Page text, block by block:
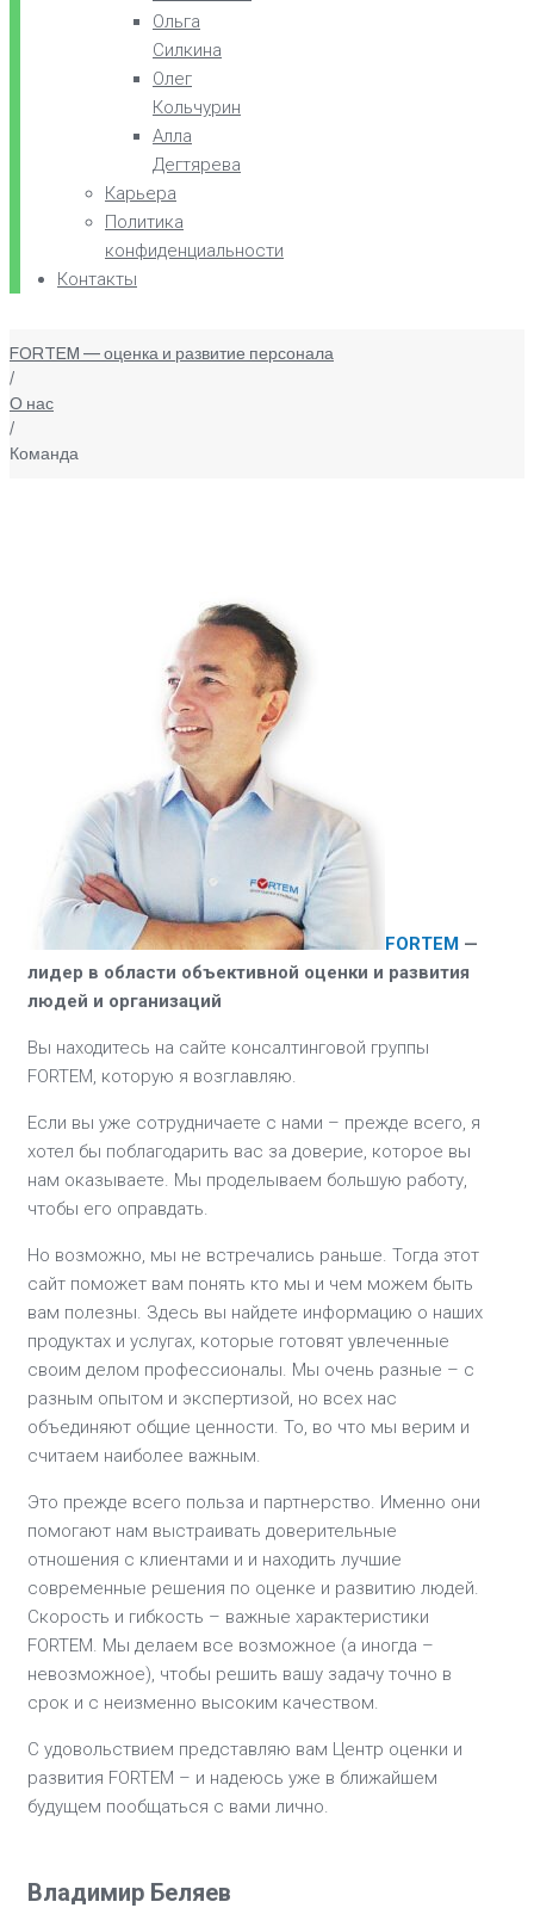
Ольга
Силкина
Олег
Кольчурин
Алла
Дегтярева
Карьера
Политика
конфиденциальности
Контакты
FORTEM — оценка и развитие персонала
/
О нас
/
Команда
FORTEM —
лидер в области объективной оценки и развития
людей и организаций
Вы находитесь на сайте консалтинговой группы
FORTEM, которую я возглавляю.
Если вы уже сотрудничаете с нами – прежде всего, я
хотел бы поблагодарить вас за доверие, которое вы
нам оказываете. Мы проделываем большую работу,
чтобы его оправдать.
Но возможно, мы не встречались раньше. Тогда этот
сайт поможет вам понять кто мы и чем можем быть
вам полезны. Здесь вы найдете информацию о наших
продуктах и услугах, которые готовят увлеченные
своим делом профессионалы. Мы очень разные – с
разным опытом и экспертизой, но всех нас
объединяют общие ценности. То, во что мы верим и
считаем наиболее важным.
Это прежде всего польза и партнерство. Именно они
помогают нам выстраивать доверительные
отношения с клиентами и и находить лучшие
современные решения по оценке и развитию людей.
Скорость и гибкость – важные характеристики
FORTEM. Мы делаем все возможное (а иногда –
невозможное), чтобы решить вашу задачу точно в
срок и с неизменно высоким качеством.
С удовольствием представляю вам Центр оценки и
развития FORTEM – и надеюсь уже в ближайшем
будущем пообщаться с вами лично.
Владимир Беляев